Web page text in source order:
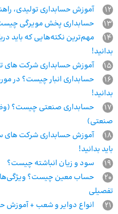
12
آموزش حسابداری تولیدی،
13
حسابداری پخش مویرگی
14
مهم‌ترین نکته‌هایی که باید
بدانید!
15
آموزش حسابداری شرکت های
16
حسابداری انبار چیست؟ در
بدانید!
17
حسابداری صنعتی چیست؟
صنعتی)
18
آموزش حسابداری شرکت های
باید بدانید!
19
سود و زیان انباشته چیست؟
20
حساب معین چیست؟ ویژگی‌ها،
تفصیلی
21
انواع دوایر و شعب + آموزش